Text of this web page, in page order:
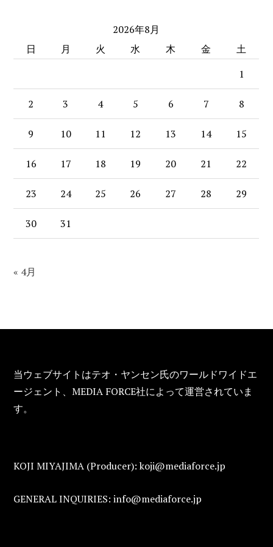
2026年8月
日
月 火 水 木 金
土
1
2 3 4 5 6 7 8
9 10 11 12 13 14 15
16 17 18 19 20 21 22
23 24 25 26 27 28 29
30 31
« 4月
FOOTER
当ウェブサイトはテオ・ヤンセン氏のワールドワイドエ
ージェント、MEDIA FORCE社によって運営されていま
す。
KOJI MIYAJIMA (Producer): koji@mediaforce.jp
GENERAL INQUIRIES: info@mediaforce.jp